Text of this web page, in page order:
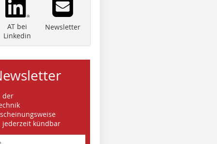
AT bei
Linkedin
Newsletter
der
jederzeit kündbar